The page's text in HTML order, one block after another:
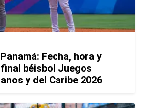
Fecha, hora y
béisbol Juegos
y del Caribe 2026